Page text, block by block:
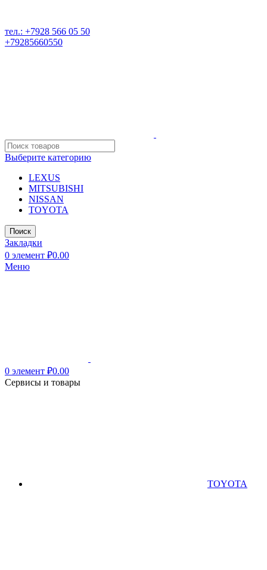
тел.: +7928 566 05 50
+79285660550
Выберите категорию
LEXUS
MITSUBISHI
NISSAN
TOYOTA
Поиск
Закладки
0 элемент ₽0.00
Меню
0 элемент ₽0.00
Сервисы и товары
TOYOTA